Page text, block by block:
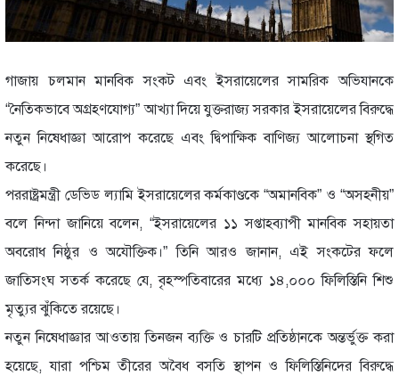
গাজায় চলমান মানবিক সংকট এবং ইসরায়েলের সামরিক অভিযানকে
“নৈতিকভাবে অগ্রহণযোগ্য” আখ্যা দিয়ে যুক্তরাজ্য সরকার ইসরায়েলের বিরুদ্ধে
নতুন নিষেধাজ্ঞা আরোপ করেছে এবং দ্বিপাক্ষিক বাণিজ্য আলোচনা স্থগিত
করেছে।
পররাষ্ট্রমন্ত্রী ডেভিড ল্যামি ইসরায়েলের কর্মকাণ্ডকে “অমানবিক” ও “অসহনীয়”
বলে নিন্দা জানিয়ে বলেন, “ইসরায়েলের ১১ সপ্তাহব্যাপী মানবিক সহায়তা
অবরোধ নিষ্ঠুর ও অযৌক্তিক।” তিনি আরও জানান, এই সংকটের ফলে
জাতিসংঘ সতর্ক করেছে যে, বৃহস্পতিবারের মধ্যে ১৪,০০০ ফিলিস্তিনি শিশু
মৃত্যুর ঝুঁকিতে রয়েছে।
নতুন নিষেধাজ্ঞার আওতায় তিনজন ব্যক্তি ও চারটি প্রতিষ্ঠানকে অন্তর্ভুক্ত করা
হয়েছে, যারা পশ্চিম তীরের অবৈধ বসতি স্থাপন ও ফিলিস্তিনিদের বিরুদ্ধে